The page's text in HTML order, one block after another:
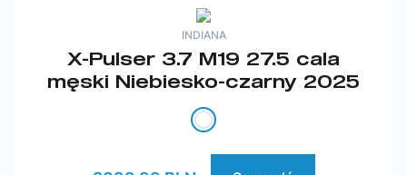
INDIANA
X-Pulser 3.7 M19 27.5 cala
męski Niebiesko-czarny 2025